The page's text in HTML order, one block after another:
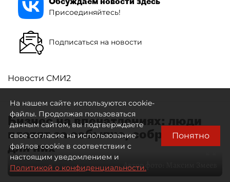
Присоединяйтесь!
Подписаться на новости
Новости СМИ2
Бизнес на впечатлениях: люди
платят за событие, собранное
для них
Автор фото:
На нашем сайте используются cookie-
файлы. Продолжая пользоваться
данным сайтом, вы подтверждаете
свое согласие на использование
файлов cookie в соответствии с
настоящим уведомлением и
Политикой о конфиденциальности.
Понятно